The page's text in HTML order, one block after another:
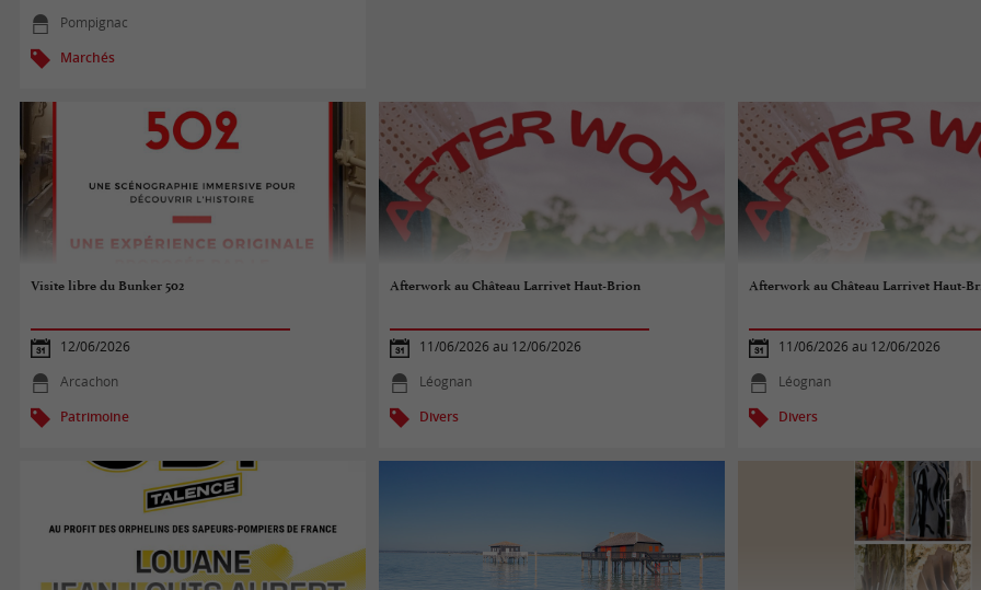
Pompignac
Marchés
Visite libre du Bunker 502
12/06/2026
Arcachon
Patrimoine
Afterwork au Château Larrivet Haut-Brion
11/06/2026 au 12/06/2026
Léognan
Divers
Afterwork au Château Larrivet Haut-
11/06/2026 au 12/06/2026
Léognan
Divers